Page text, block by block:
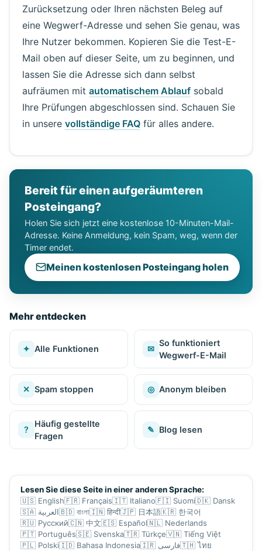
Zurücksetzung oder Ihren nächsten Beleg auf
eine Wegwerf-Adresse und sehen Sie genau, was
Ihre Nutzer bekommen. Kopieren Sie die Test-E-
Mail oben auf dieser Seite, um zu beginnen, und
lassen Sie die Adresse sich dann selbst
aufräumen mit automatischem Ablaufsobald
Ihre Prüfungen abgeschlossen sind. Schauen Sie
in unsere vollständige FAQfür alles andere.
Bereit für einen aufgeräumteren
Posteingang?
Holen Sie sich jetzt eine kostenlose 10-Minuten-Mail-
Adresse. Keine Anmeldung, kein Spam, weg, wenn der
Timer endet.
Meinen kostenlosen Posteingang holen
Mehr entdecken
✦ Alle Funktionen ✉
So funktioniert
Wegwerf-E-Mail
✕ Spam stoppen ◎ Anonym bleiben
?
Häufig gestellte
Fragen
✎ Blog lesen
Lesen Sie diese Seite in einer anderen Sprache:
🇺🇸 English🇫🇷 Français🇮🇹 Italiano🇫🇮 Suomi🇩🇰 Dansk
🇸🇦 العربية🇧🇩 বাংলা🇮🇳 हिन्दी🇯🇵 日本語🇰🇷 한국어
🇷🇺 Русский🇨🇳 中文🇪🇸 Español🇳🇱 Nederlands
🇵🇹 Português🇸🇪 Svenska🇹🇷 Türkçe🇻🇳 Tiếng Việt
🇵🇱 Polski🇮🇩 Bahasa Indonesia🇮🇷 فارسی🇹🇭ไทย